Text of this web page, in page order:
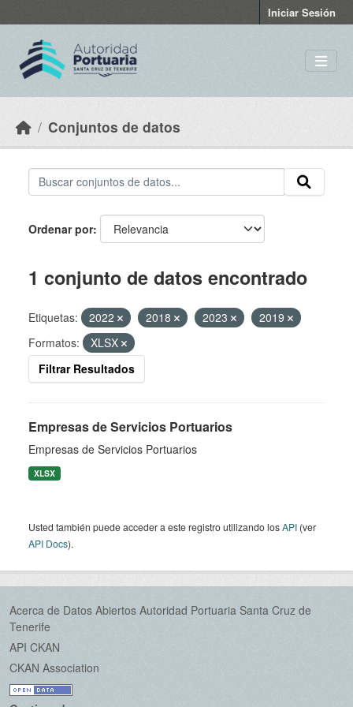
Iniciar Sesión
Conjuntos de datos
Ordenar por
1 conjunto de datos encontrado
Etiquetas: 2022 2018 2023
2019
Formatos:
XLSX
Filtrar Resultados
Empresas de Servicios Portuarios
Empresas de Servicios Portuarios
XLSX
Usted también puede acceder a este registro utilizando losAPI (ver
API Docs).
Acerca de Datos Abiertos Autoridad Portuaria Santa Cruz de
Tenerife
API CKAN
CKAN Association